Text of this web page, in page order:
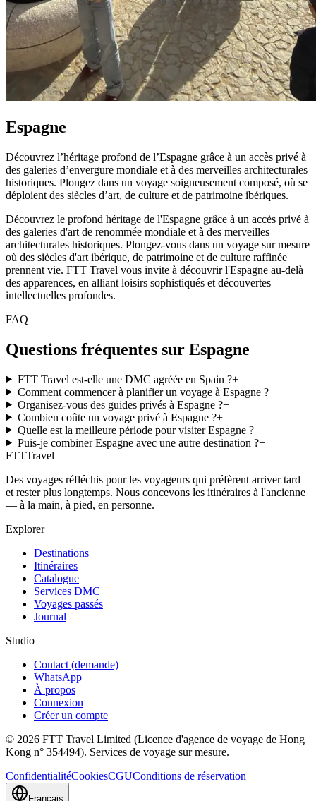
Espagne
Découvrez l’héritage profond de l’Espagne grâce à un accès privé à
des galeries d’envergure mondiale et à des merveilles architecturales
historiques. Plongez dans un voyage soigneusement composé, où se
déploient des siècles d’art, de culture et de patrimoine ibériques.
Découvrez le profond héritage de l'Espagne grâce à un accès privé à
des galeries d'art de renommée mondiale et à des merveilles
architecturales historiques. Plongez-vous dans un voyage sur mesure
où des siècles d'art ibérique, de patrimoine et de culture raffinée
prennent vie. FTT Travel vous invite à découvrir l'Espagne au-delà
des apparences, en alliant loisirs sophistiqués et découvertes
intellectuelles profondes.
FAQ
Questions fréquentes sur Espagne
FTT Travel est-elle une DMC agréée en Spain ?+
Comment commencer à planifier un voyage à Espagne ?+
Organisez-vous des guides privés à Espagne ?+
Combien coûte un voyage privé à Espagne ?+
Quelle est la meilleure période pour visiter Espagne ?+
Puis-je combiner Espagne avec une autre destination ?+
FTTTravel
Des voyages réfléchis pour les voyageurs qui préfèrent arriver tard
et rester plus longtemps. Nous concevons les itinéraires à l'ancienne
— à la main, à pied, en personne.
Explorer
Destinations
Itinéraires
Catalogue
Services DMC
Voyages passés
Journal
Studio
Contact (demande)
WhatsApp
À propos
Connexion
Créer un compte
© 2026 FTT Travel Limited (Licence d'agence de voyage de Hong
Kong n° 354494). Services de voyage sur mesure.
ConfidentialitéCookiesCGUConditions de réservation
Français